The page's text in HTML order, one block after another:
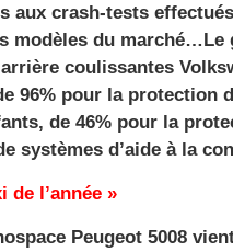
aux crash-tests
modèles du marché…Le
coulissantes
96% pour la protection
de 46% pour la
systèmes d’aide à la
de l’année »
Peugeot 5008